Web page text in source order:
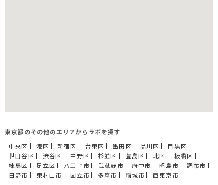
東京都のその他のエリアからラボを探す
中央区
港区 新宿区 台東区 墨田区 品川区
目黒区
世田谷区
渋谷区 中野区 杉並区 豊島区 北区
板橋区
練馬区
足立区 八王子市 武蔵野市 府中市 昭島市
調布市
日野市
東村山市 国立市 多摩市 稲城市 西東京市